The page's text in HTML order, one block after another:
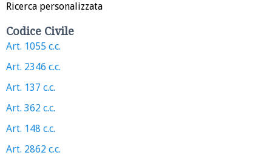
Ricerca personalizzata
Codice Civile
Art. 1055 c.c.
Art. 2346 c.c.
Art. 137 c.c.
Art. 362 c.c.
Art. 148 c.c.
Art. 2862 c.c.